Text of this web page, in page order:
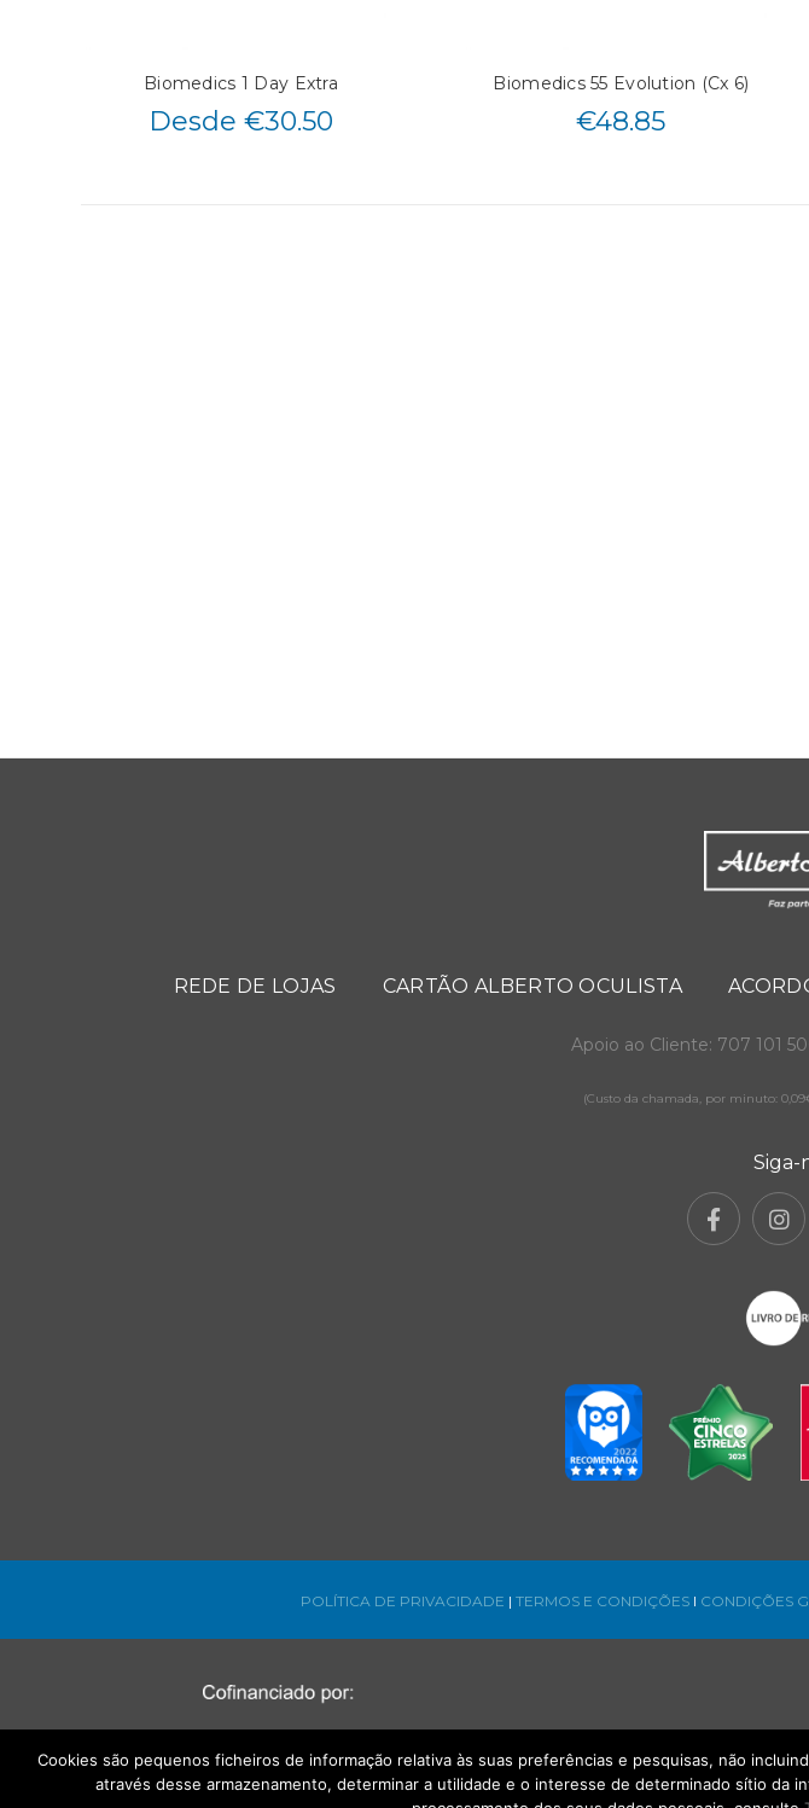
Biomedics 1 Day Extra
Desde €30.50
Biomedics 55 Evolution (Cx 6)
€48.85
REDE DE LOJAS CARTÃO ALBERTO OCULISTA
Apoio ao Cliente: 707 101
(Custo da chamada, por minuto:
Siga-
POLÍTICA DE PRIVACIDADE | TERMOS E CONDIÇÕES l CONDIÇÕES
Cookies são pequenos ficheiros de informação relativa às suas preferências e pesquisas, não
através desse armazenamento, determinar a utilidade e o interesse de determinado sítio da